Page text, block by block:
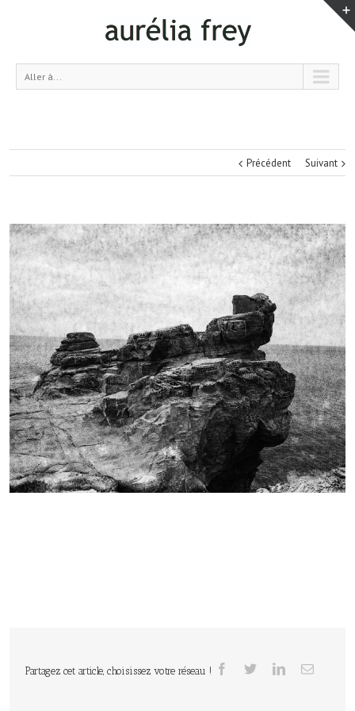
Aller à...
Précédent Suivant
Partagez cet article, choisissez votre réseau !